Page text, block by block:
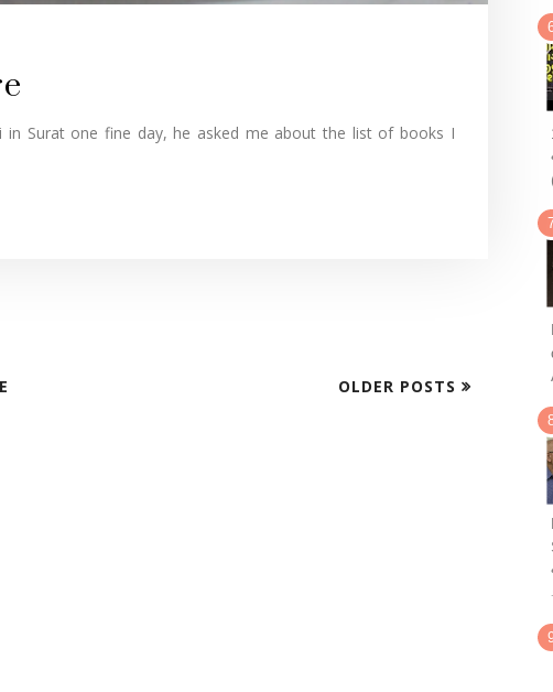
in Surat one fine day, he asked me about the list of books I
OLDER POSTS